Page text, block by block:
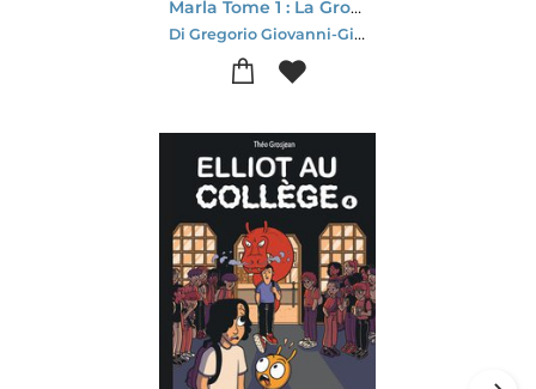
Marla Tome 1 : La Grotte Du Flamant Rose
Di Gregorio Giovanni-Giovanni Di Gregorio-Lorena Calderon